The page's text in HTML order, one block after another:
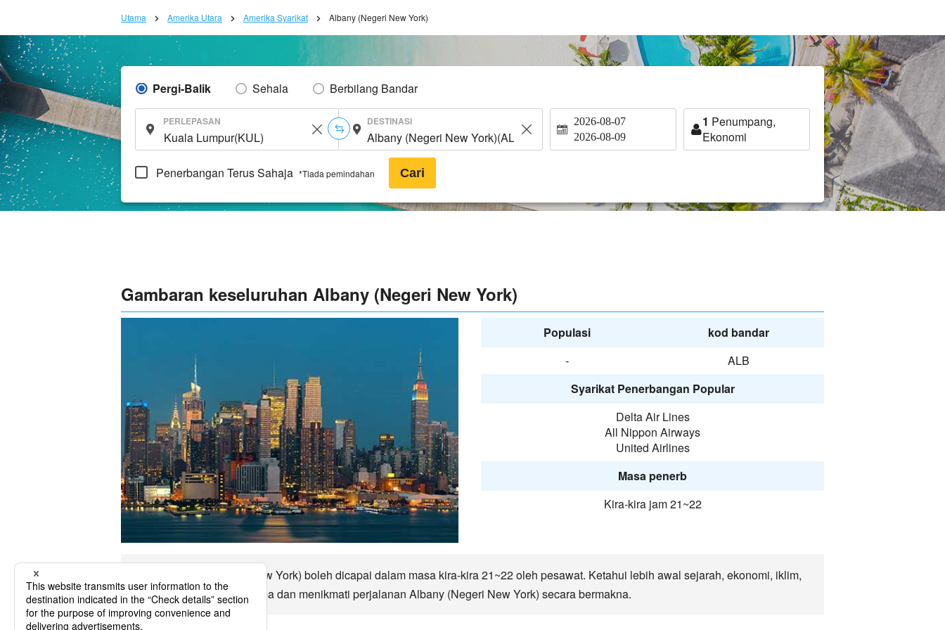
Utama Amerika Utara Amerika Syarikat Albany (Negeri New York)
Pergi-Balik Sehala Berbilang Bandar
PERLEPASAN DESTINASI 2026-08-07
2026-08-09
1 Penumpang,
Ekonomi
Penerbangan Terus Sahaja *Tiada pemindahan Cari
Gambaran keseluruhan Albany (Negeri New York)
Populasi
kod bandar
-
ALB
Syarikat Penerbangan Popular
Delta Air Lines
All Nippon Airways
United Airlines
Masa penerb
Kira-kira jam 21~22
Hingga Albany (Negeri New York) boleh dicapai dalam masa kira-kira 21~22 oleh pesawat. Ketahui lebih awal sejarah, ekonomi, iklim,
pilihan pengangkutan utama dan menikmati perjalanan Albany (Negeri New York) secara bermakna.